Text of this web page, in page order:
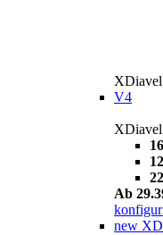
XDiavel
V4
Ab
new